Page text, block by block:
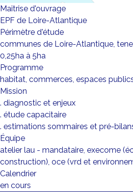
Maitrise d'ouvrage
EPF de Loire-Atlantique
Périmètre d'étude
communes de Loire-Atlantique,
0,25ha à 5ha
Programme
habitat, commerces, espaces
Mission
. diagnostic et enjeux
. étude capacitaire
. estimations sommaires et pré-
Équipe
atelier lau - mandataire, execome
construction), oce (vrd et
Calendrier
en cours